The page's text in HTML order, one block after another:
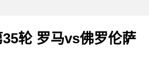
轮 罗马vs佛罗伦萨